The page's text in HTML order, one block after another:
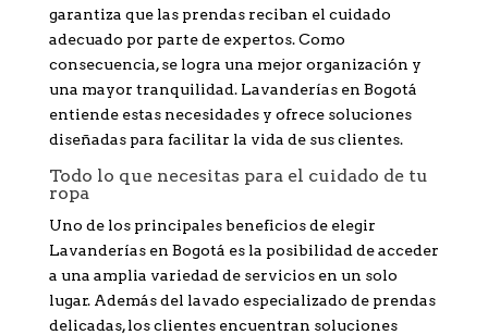
garantiza que las prendas reciban el cuidado
adecuado por parte de expertos. Como
consecuencia, se logra una mejor organización y
una mayor tranquilidad. Lavanderías en Bogotá
entiende estas necesidades y ofrece soluciones
diseñadas para facilitar la vida de sus clientes.
Todo lo que necesitas para el cuidado de tu
ropa
Uno de los principales beneficios de elegir
Lavanderías en Bogotá es la posibilidad de acceder
a una amplia variedad de servicios en un solo
lugar. Además del lavado especializado de prendas
delicadas, los clientes encuentran soluciones